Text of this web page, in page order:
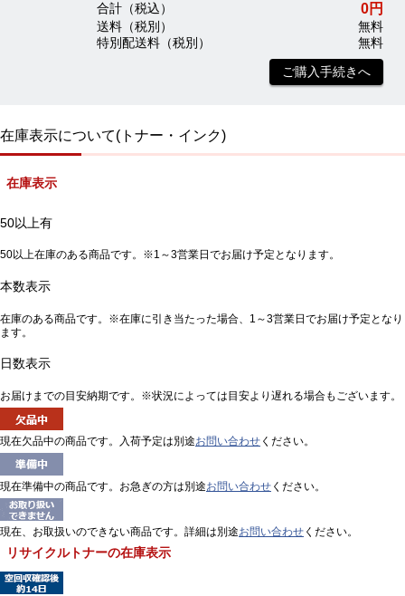
合計（税込）
0円
送料（税別）
無料
特別配送料（税別）
無料
ご購入手続きへ
在庫表示について(トナー・インク)
在庫表示
50以上有
50以上在庫のある商品です。※1～3営業日でお届け予定となります。
本数表示
在庫のある商品です。※在庫に引き当たった場合、1～3営業日でお届け予定となり
ます。
日数表示
お届けまでの目安納期です。※状況によっては目安より遅れる場合もございます。
現在欠品中の商品です。入荷予定は別途お問い合わせ ください。
現在準備中の商品です。お急ぎの方は別途お問い合わせ ください。
現在、お取扱いのできない商品です。詳細は別途お問い合わせ ください。
リサイクルトナーの在庫表示